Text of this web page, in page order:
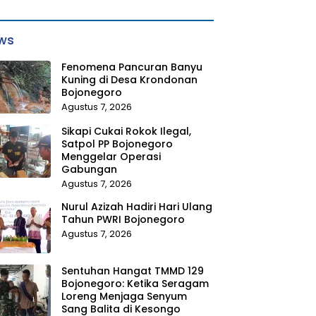
Fenomena Pancuran Banyu
Kuning di Desa Krondonan
Bojonegoro
Agustus 7, 2026
Sikapi Cukai Rokok Ilegal,
Satpol PP Bojonegoro
Menggelar Operasi
Gabungan
Agustus 7, 2026
Nurul Azizah Hadiri Hari Ulang
Tahun PWRI Bojonegoro
Agustus 7, 2026
Sentuhan Hangat TMMD 129
Bojonegoro: Ketika Seragam
Loreng Menjaga Senyum
Sang Balita di Kesongo